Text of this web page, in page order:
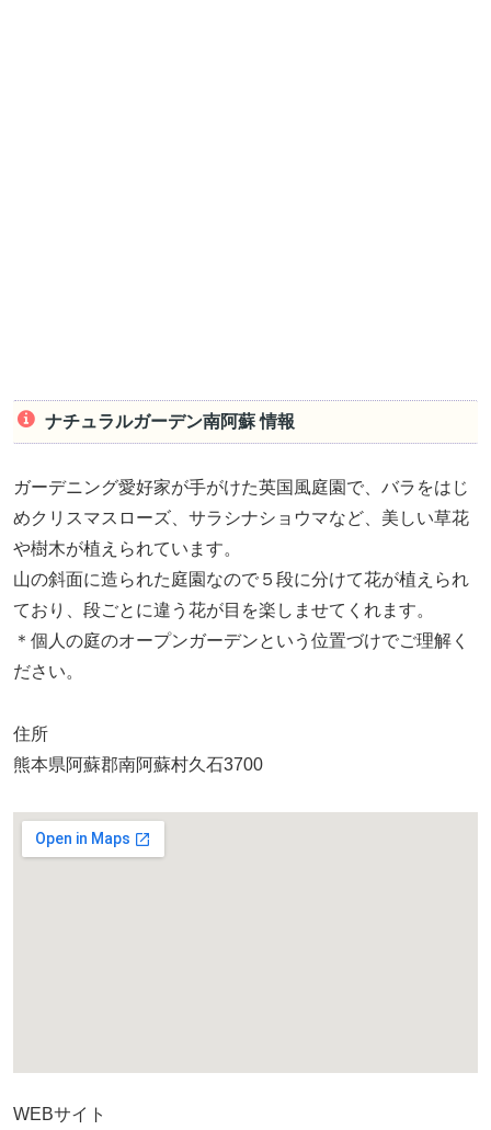
ナチュラルガーデン南阿蘇 情報
ガーデニング愛好家が手がけた英国風庭園で、バラをはじ
めクリスマスローズ、サラシナショウマなど、美しい草花
や樹木が植えられています。
山の斜面に造られた庭園なので５段に分けて花が植えられ
ており、段ごとに違う花が目を楽しませてくれます。
＊個人の庭のオープンガーデンという位置づけでご理解く
ださい。
住所
熊本県阿蘇郡南阿蘇村久石3700
WEBサイト